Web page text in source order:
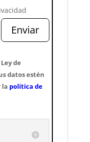
Enviar
de
datos estén
la política de